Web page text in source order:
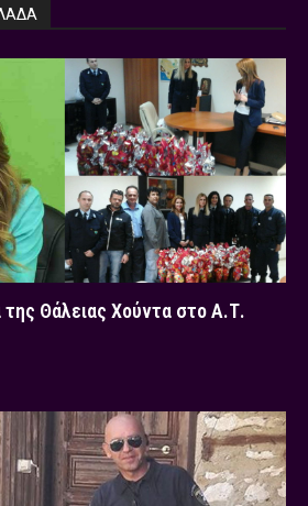
Θάλειας Χούντα στο Α.Τ.